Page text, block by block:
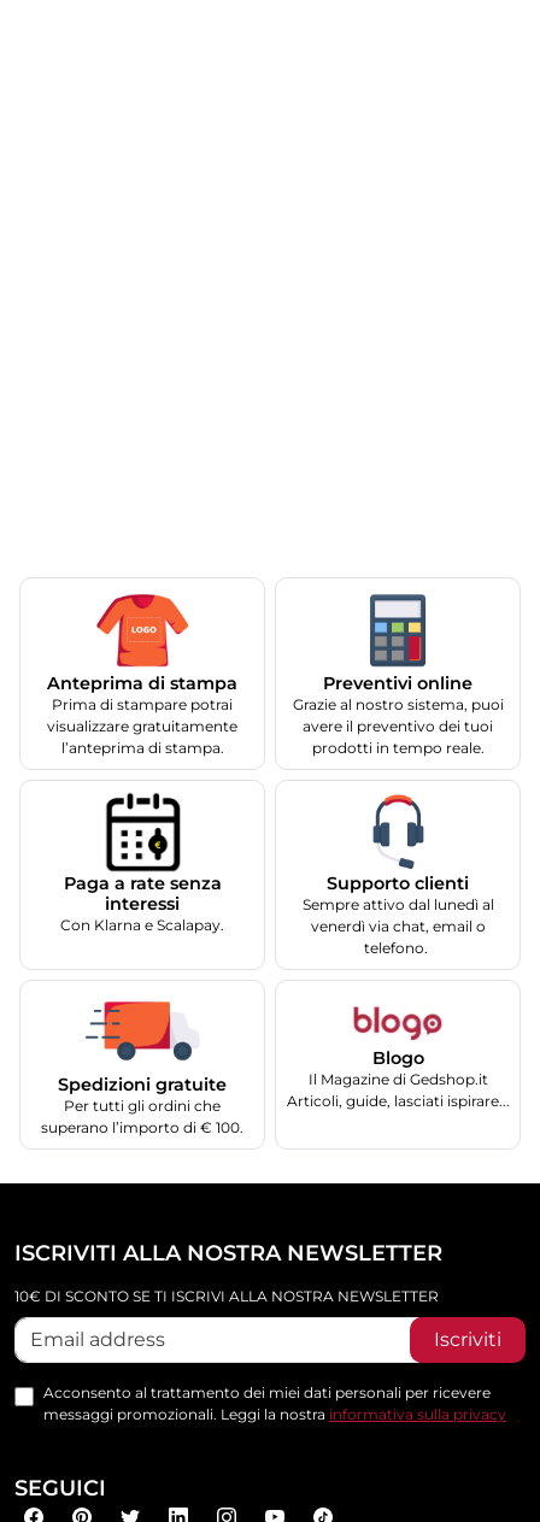
Anteprima di stampa
Prima di stampare potrai
visualizzare gratuitamente
l’anteprima di stampa.
Preventivi online
Grazie al nostro sistema, puoi
avere il preventivo dei tuoi
prodotti in tempo reale.
Paga a rate senza
interessi
Con Klarna e Scalapay.
Supporto clienti
Sempre attivo dal lunedì al
venerdì via chat, email o
telefono.
Spedizioni gratuite
Per tutti gli ordini che
superano l’importo di € 100.
Blogo
Il Magazine di Gedshop.it
Articoli, guide, lasciati ispirare...
ISCRIVITI ALLA NOSTRA NEWSLETTER
10€ DI SCONTO SE TI ISCRIVI ALLA NOSTRA NEWSLETTER
Iscriviti
Acconsento al trattamento dei miei dati personali per ricevere
messaggi promozionali. Leggi la nostra informativa sulla privacy
SEGUICI